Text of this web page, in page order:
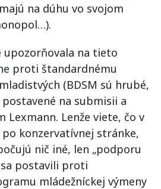
na dúhu vo svojom
upozorňovala na tieto
proti štandardnému
(BDSM sú hrubé,
na submisii a
Lexmann. Lenže viete, čo v
konzervatívnej stránke,
nič iné, len „podporu
sa postavili proti
mládežníckej výmeny